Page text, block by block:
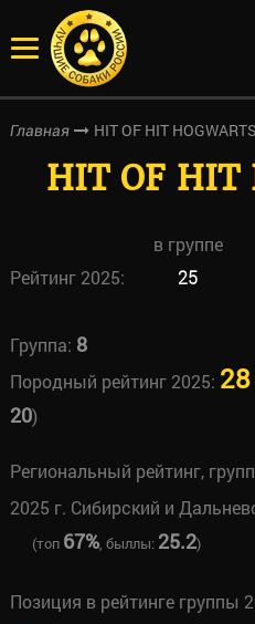
Главная HIT OF HIT HOGWARTS
HIT OF HIT
в группе
Рейтинг 2025:
25
Группа: 8
Породный рейтинг 2025: 28
20)
Региональный рейтинг,
2025 г. Сибирский и
(топ 67%, быллы: 25.2)
Позиция в рейтинге группы